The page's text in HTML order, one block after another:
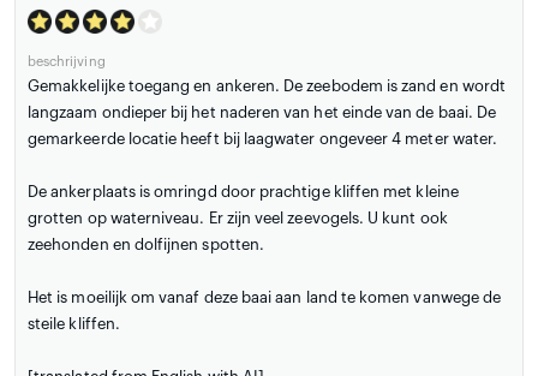
beschrijving
Gemakkelijke toegang en ankeren. De zeebodem is zand en wordt
langzaam ondieper bij het naderen van het einde van de baai. De
gemarkeerde locatie heeft bij laagwater ongeveer 4 meter water.
De ankerplaats is omringd door prachtige kliffen met kleine
grotten op waterniveau. Er zijn veel zeevogels. U kunt ook
zeehonden en dolfijnen spotten.
Het is moeilijk om vanaf deze baai aan land te komen vanwege de
steile kliffen.